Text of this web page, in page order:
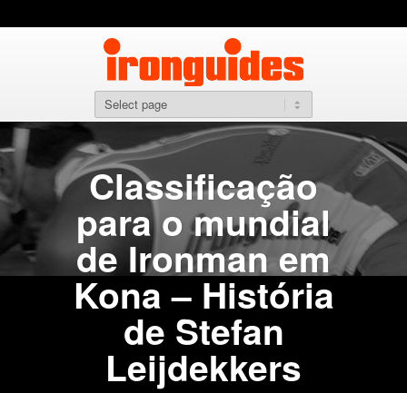
Classificação
para o mundial
de Ironman em
Kona – História
de Stefan
Leijdekkers